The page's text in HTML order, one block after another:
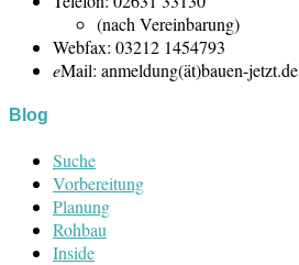
(nach Vereinbarung)
Webfax: 03212 1454793
eMail: anmeldung(ät)bauen-jetzt.de
Blog
Suche
Vorbereitung
Planung
Rohbau
Inside